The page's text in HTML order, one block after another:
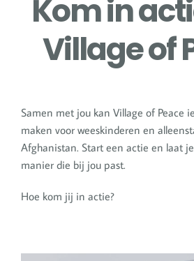
Kom in
Village of
Samen met jou kan Village of Peace
maken voor weeskinderen en
Afghanistan. Start een actie en laat
manier die bij jou past.
Hoe kom jij in actie?